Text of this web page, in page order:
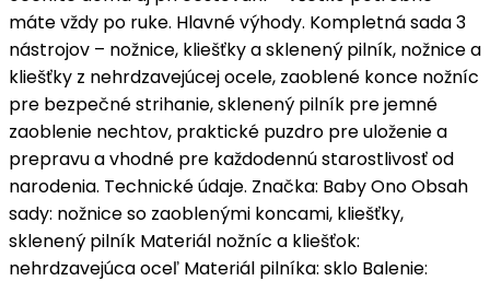
máte vždy po ruke. Hlavné výhody. Kompletná sada 3
nástrojov – nožnice, kliešťky a sklenený pilník, nožnice a
kliešťky z nehrdzavejúcej ocele, zaoblené konce nožníc
pre bezpečné strihanie, sklenený pilník pre jemné
zaoblenie nechtov, praktické puzdro pre uloženie a
prepravu a vhodné pre každodennú starostlivosť od
narodenia. Technické údaje. Značka: Baby Ono Obsah
sady: nožnice so zaoblenými koncami, kliešťky,
sklenený pilník Materiál nožníc a kliešťok:
nehrdzavejúca oceľ Materiál pilníka: sklo Balenie: